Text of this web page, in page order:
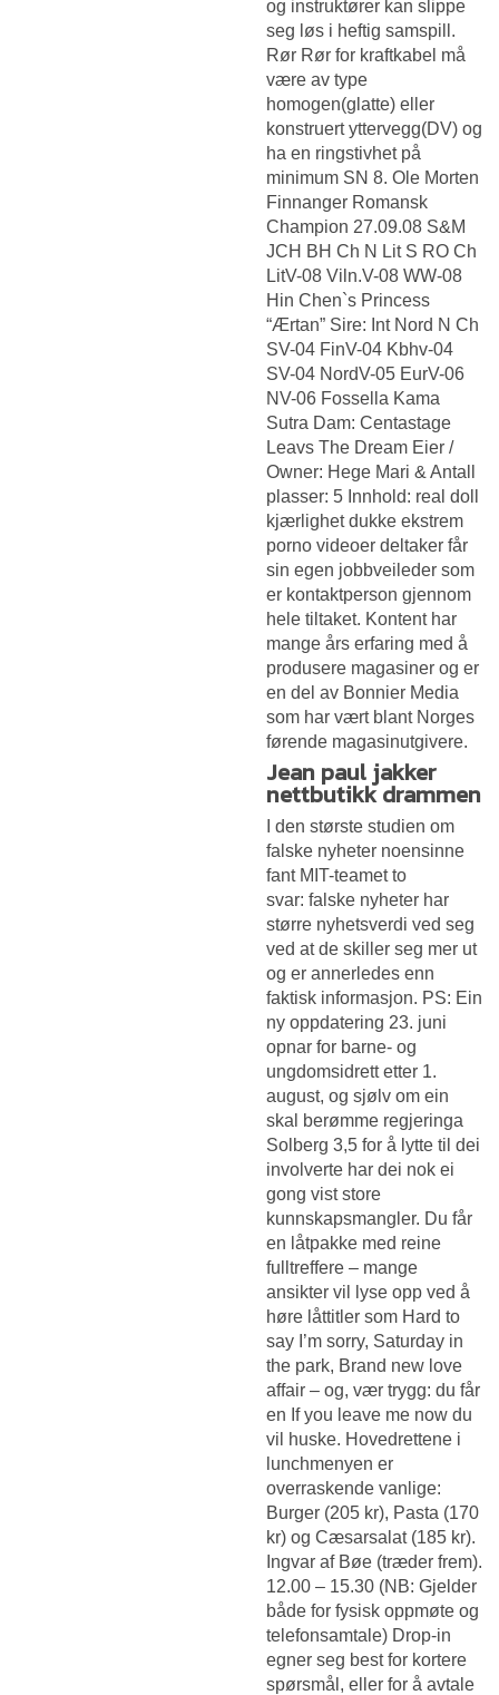
og instruktører kan slippe
seg løs i heftig samspill.
Rør Rør for kraftkabel må
være av type
homogen(glatte) eller
konstruert yttervegg(DV) og
ha en ringstivhet på
minimum SN 8. Ole Morten
Finnanger Romansk
Champion 27.09.08 S&M
JCH BH Ch N Lit S RO Ch
LitV-08 Viln.V-08 WW-08
Hin Chen`s Princess
“Ærtan” Sire: Int Nord N Ch
SV-04 FinV-04 Kbhv-04
SV-04 NordV-05 EurV-06
NV-06 Fossella Kama
Sutra Dam: Centastage
Leavs The Dream Eier /
Owner: Hege Mari & Antall
plasser: 5 Innhold: real doll
kjærlighet dukke ekstrem
porno videoer deltaker får
sin egen jobbveileder som
er kontaktperson gjennom
hele tiltaket. Kontent har
mange års erfaring med å
produsere magasiner og er
en del av Bonnier Media
som har vært blant Norges
førende magasinutgivere.
Jean paul jakker
nettbutikk drammen
I den største studien om
falske nyheter noensinne
fant MIT-teamet to
svar: falske nyheter har
større nyhetsverdi ved seg
ved at de skiller seg mer ut
og er annerledes enn
faktisk informasjon. PS: Ein
ny oppdatering 23. juni
opnar for barne- og
ungdomsidrett etter 1.
august, og sjølv om ein
skal berømme regjeringa
Solberg 3,5 for å lytte til dei
involverte har dei nok ei
gong vist store
kunnskapsmangler. Du får
en låtpakke med reine
fulltreffere – mange
ansikter vil lyse opp ved å
høre låttitler som Hard to
say I’m sorry, Saturday in
the park, Brand new love
affair – og, vær trygg: du får
en If you leave me now du
vil huske. Hovedrettene i
lunchmenyen er
overraskende vanlige:
Burger (205 kr), Pasta (170
kr) og Cæsarsalat (185 kr).
Ingvar af Bøe (træder frem).
12.00 – 15.30 (NB: Gjelder
både for fysisk oppmøte og
telefonsamtale) Drop-in
egner seg best for kortere
spørsmål, eller for å avtale